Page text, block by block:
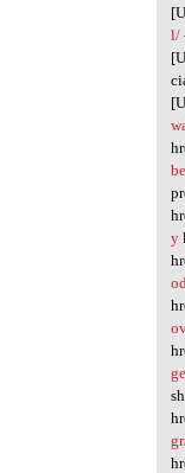
l/
y